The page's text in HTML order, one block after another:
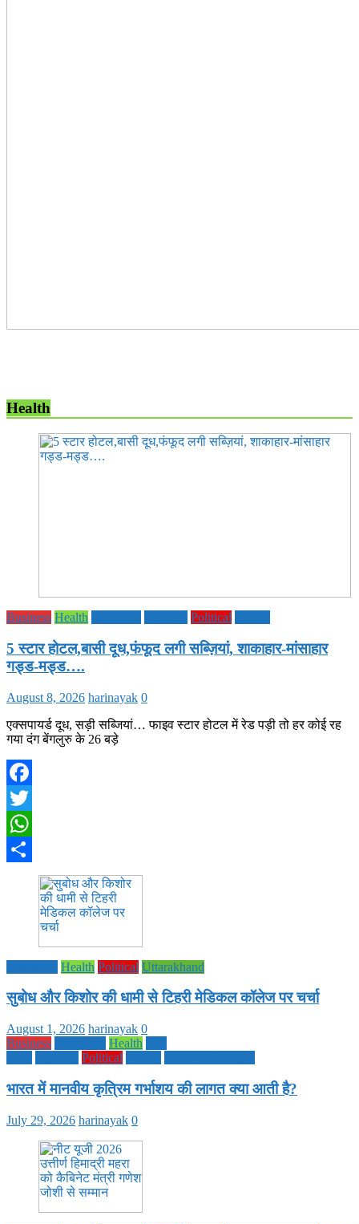
Health
Business Health Political
5 स्टार होटल,बासी दूध,फंफूद लगी सब्ज़ियां, शाकाहार-मांसाहार
गड्ड-मड्ड….
August 8, 2026 harinayak 0
एक्सपायर्ड दूध, सड़ी सब्जियां… फाइव स्टार होटल में रेड पड़ी तो हर कोई रह
गया दंग बेंगलुरु के 26 बड़े
Facebook
Twitter
WhatsApp
Health Political Uttarakhand
सुबोध और किशोर की धामी से टिहरी मेडिकल कॉलेज पर चर्चा
August 1, 2026 harinayak 0
Business
Health
Political
भारत में मानवीय कृत्रिम गर्भाशय की लागत क्या आती है?
July 29, 2026 harinayak 0